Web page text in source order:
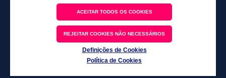
ACEITAR TODOS OS COOKIES
REJEITAR COOKIES NÃO NECESSÁRIOS
Definições de Cookies
Política de Cookies